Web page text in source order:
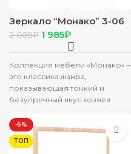
Зеркало “Монако” 3-06
ясень белый/F12
2 089₽ 1 985₽
Коллекция мебели «Монако» –
это классика жанра,
показывающая тонкий и
безупречный вкус хозяев
максимальная простота
мебели очень
-5%
ТОП